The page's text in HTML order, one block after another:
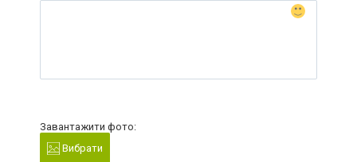
Завантажити фото:
Вибрати